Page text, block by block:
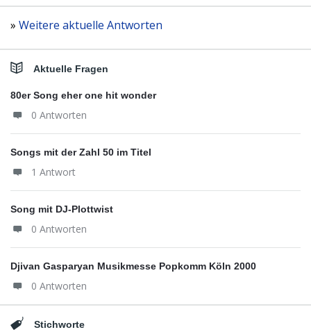
» Weitere aktuelle Antworten
Aktuelle Fragen
80er Song eher one hit wonder
0 Antworten
Songs mit der Zahl 50 im Titel
1 Antwort
Song mit DJ-Plottwist
0 Antworten
Djivan Gasparyan Musikmesse Popkomm Köln 2000
0 Antworten
Stichworte